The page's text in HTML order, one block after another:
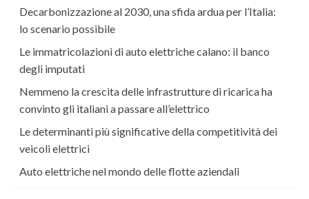
Decarbonizzazione al 2030, una sfida ardua per l’Italia:
lo scenario possibile
Le immatricolazioni di auto elettriche calano: il banco
degli imputati
Nemmeno la crescita delle infrastrutture di ricarica ha
convinto gli italiani a passare all’elettrico
Le determinanti più significative della competitività dei
veicoli elettrici
Auto elettriche nel mondo delle flotte aziendali